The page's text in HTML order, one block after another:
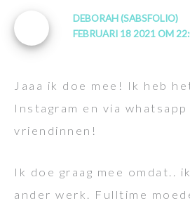
DEBORAH (SABSFOLIO)
FEBRUARI 18 2021 OM
Jaaa ik doe mee! Ik heb
Instagram en via whatsapp
vriendinnen!
Ik doe graag mee omdat..
ander werk. Fulltime